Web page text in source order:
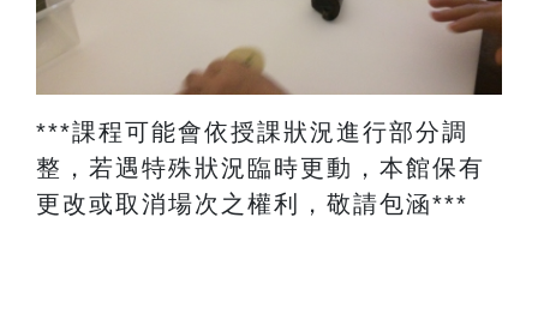
​***課程可能會依授課狀況進行部分調
整，若遇特殊狀況臨時更動，本館保有
更改或取消場次之權利，敬請包涵***